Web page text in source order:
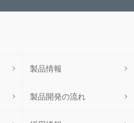
製品情報
製品開発の流れ